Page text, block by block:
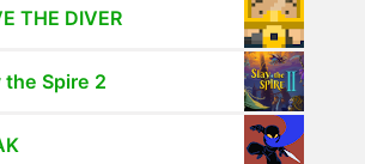
THE DIVER
the Spire 2